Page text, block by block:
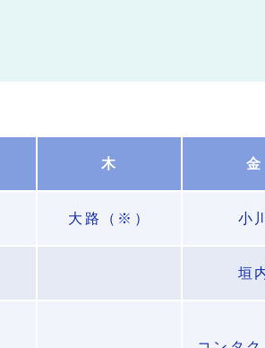
木 金
大路（※） 小川
垣